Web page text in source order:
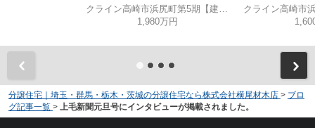
1,980万円
分譲住宅｜埼玉・群馬・栃木・茨城の分譲住宅なら株式会社横尾材木店 > ブロ
グ記事一覧 > 上毛新聞元旦号にインタビューが掲載されました。